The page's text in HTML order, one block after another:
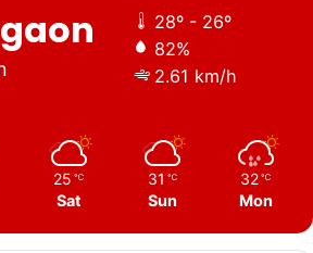
28º - 26º
82%
2.61 km/h
25 ℃
Sat
31 ℃
Sun
32 ℃
Mon